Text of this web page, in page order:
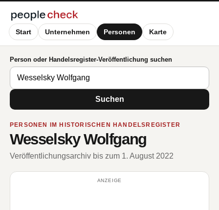
Start Unternehmen Personen Karte
Person oder Handelsregister-Veröffentlichung suchen
Suchen
PERSONEN IM HISTORISCHEN HANDELSREGISTER
Wesselsky Wolfgang
Veröffentlichungsarchiv bis zum 1. August 2022
ANZEIGE